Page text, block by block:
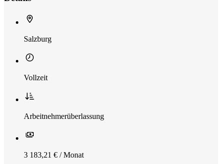
Salzburg
Vollzeit
Arbeitnehmerüberlassung
3 183,21 € / Monat